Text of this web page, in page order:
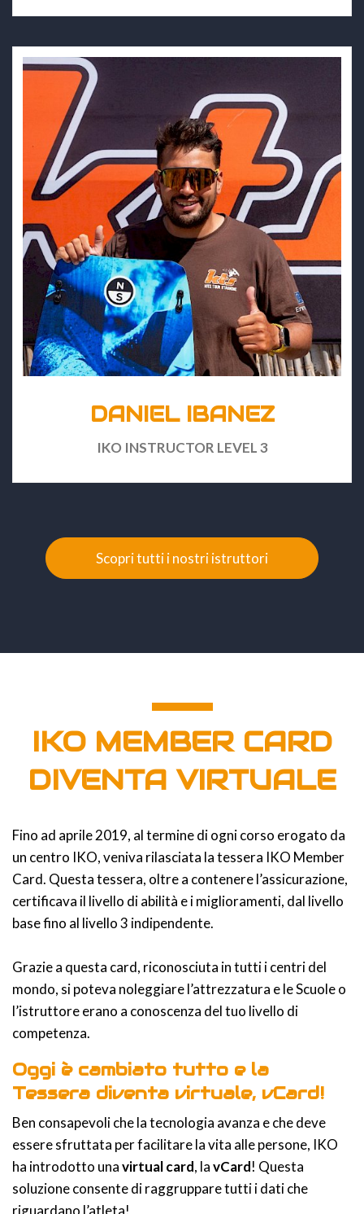
DANIEL IBANEZ
IKO INSTRUCTOR LEVEL 3
Scopri tutti i nostri istruttori
IKO MEMBER CARD
DIVENTA VIRTUALE
Fino ad aprile 2019, al termine di ogni corso erogato da
un centro IKO, veniva rilasciata la tessera IKO Member
Card. Questa tessera, oltre a contenere l’assicurazione,
certificava il livello di abilità e i miglioramenti, dal livello
base fino al livello 3 indipendente.
Grazie a questa card, riconosciuta in tutti i centri del
mondo, si poteva noleggiare l’attrezzatura e le Scuole o
l’istruttore erano a conoscenza del tuo livello di
competenza.
Oggi è cambiato tutto e la
Tessera diventa virtuale, vCard!
Ben consapevoli che la tecnologia avanza e che deve
essere sfruttata per facilitare la vita alle persone, IKO
ha introdotto unavirtual card, lavCard! Questa
soluzione consente di raggruppare tutti i dati che